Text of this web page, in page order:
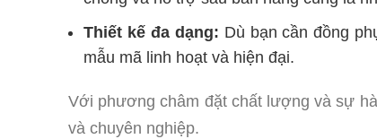
Thiết kế đa dạng: Dù bạn cần đồng
mẫu mã linh hoạt và hiện đại.
Với phương châm đặt chất lượng và sự
và chuyên nghiệp.